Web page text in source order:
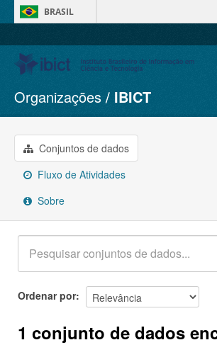
BRASIL
Conjuntos de dados
Organizações
Grupos
Sobre
Organizações IBICT
Conjuntos de dados
Fluxo de Atividades
Sobre
Ordenar por
1 conjunto de dados